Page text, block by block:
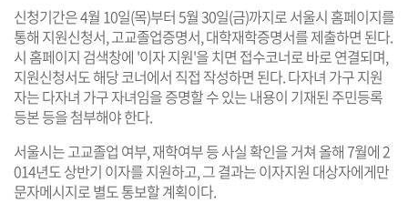
신청기간은 4월 10일(목)부터 5월 30일(금)까지로 서울시 홈페이지를
통해 지원신청서, 고교졸업증명서, 대학재학증명서를 제출하면 된다.
시 홈페이지 검색창에 '이자 지원'을 치면 접수코너로 바로 연결되며,
지원신청서도 해당 코너에서 직접 작성하면 된다. 다자녀 가구 지원
자는 다자녀 가구 자녀임을 증명할 수 있는 내용이 기재된 주민등록
등본 등을 첨부해야 한다.
서울시는 고교졸업 여부, 재학여부 등 사실 확인을 거쳐 올해 7월에 2
014년도 상반기 이자를 지원하고, 그 결과는 이자지원 대상자에게만
문자메시지로 별도 통보할 계획이다.